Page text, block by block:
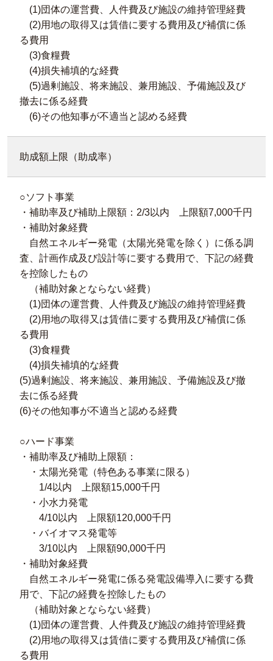
(1)団体の運営費、人件費及び施設の維持管理経費
(2)用地の取得又は賃借に要する費用及び補償に係
る費用
(3)食糧費
(4)損失補填的な経費
(5)過剰施設、将来施設、兼用施設、予備施設及び
撤去に係る経費
(6)その他知事が不適当と認める経費
助成額上限（助成率）
○ソフト事業
・補助率及び補助上限額：2/3以内 上限額7,000千円
・補助対象経費
自然エネルギー発電（太陽光発電を除く）に係る調
査、計画作成及び設計等に要する費用で、下記の経費
を控除したもの
（補助対象とならない経費）
(1)団体の運営費、人件費及び施設の維持管理経費
(2)用地の取得又は賃借に要する費用及び補償に係
る費用
(3)食糧費
(4)損失補填的な経費
(5)過剰施設、将来施設、兼用施設、予備施設及び撤
去に係る経費
(6)その他知事が不適当と認める経費
○ハード事業
・補助率及び補助上限額：
・太陽光発電（特色ある事業に限る）
1/4以内 上限額15,000千円
・小水力発電
4/10以内 上限額120,000千円
・バイオマス発電等
3/10以内 上限額90,000千円
・補助対象経費
自然エネルギー発電に係る発電設備導入に要する費
用で、下記の経費を控除したもの
（補助対象とならない経費）
(1)団体の運営費、人件費及び施設の維持管理経費
(2)用地の取得又は賃借に要する費用及び補償に係
る費用